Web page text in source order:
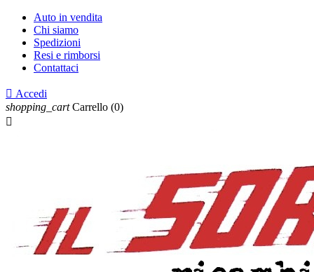
Auto in vendita
Chi siamo
Spedizioni
Resi e rimborsi
Contattaci
 Accedi
shopping_cart Carrello (0)
